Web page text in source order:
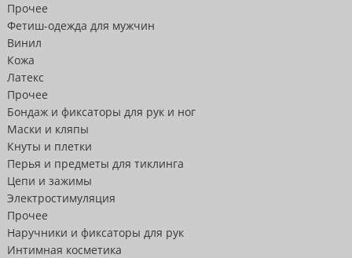
Прочее
Фетиш-одежда для мужчин
Винил
Кожа
Латекс
Прочее
Бондаж и фиксаторы для рук и ног
Маски и кляпы
Кнуты и плетки
Перья и предметы для тиклинга
Цепи и зажимы
Электростимуляция
Прочее
Наручники и фиксаторы для рук
Интимная косметика